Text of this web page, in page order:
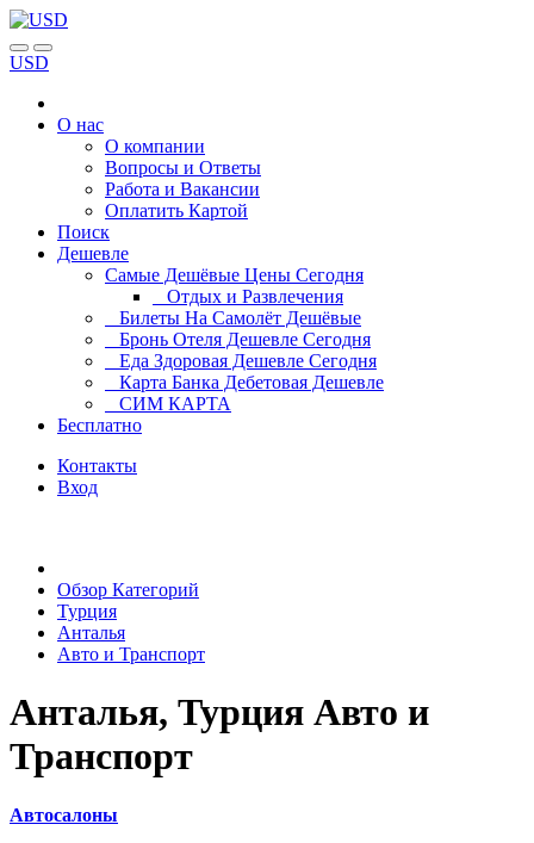
USD
О нас
О компании
Вопросы и Ответы
Работа и Вакансии
Оплатить Картой
Поиск
Дешевле
Самые Дешёвые Цены Сегодня
Отдых и Развлечения
Билеты На Самолёт Дешёвые
Бронь Отеля Дешевле Сегодня
Еда Здоровая Дешевле Сегодня
Карта Банка Дебетовая Дешевле
СИМ КАРТА
Бесплатно
Контакты
Вход
Обзор Категорий
Турция
Анталья
Авто и Транспорт
Анталья, Турция Авто и
Транспорт
Автосалоны